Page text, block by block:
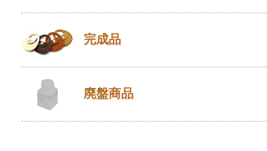
完成品
廃盤商品